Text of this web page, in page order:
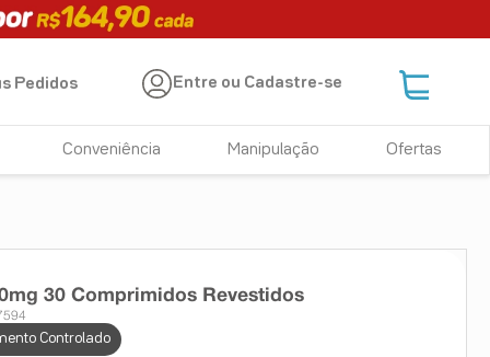
Pedidos Entre ou Cadastre-se
Conveniência Manipulação Ofertas
30 Comprimidos Revestidos
Controlado